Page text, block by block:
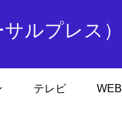
ルプレス）
テレビ WEB